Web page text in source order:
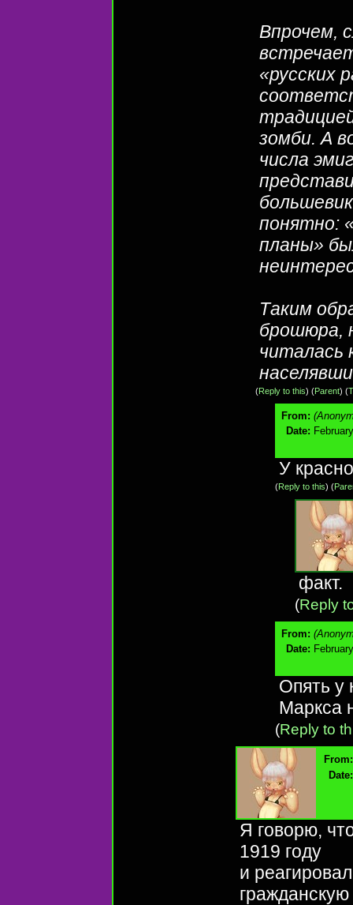
Впрочем,
«русских
зомби. А
числа
понятно:
планы»
Таким
брошюра,
читалась
(Reply to this) (Parent) (
From:
Date:
У
(Reply to this) (
факт.
(Reply
From:
Date:
Опять у
Маркса
(Reply to
From:
Date:
Я говорю,
1919 году
и
гражданскую